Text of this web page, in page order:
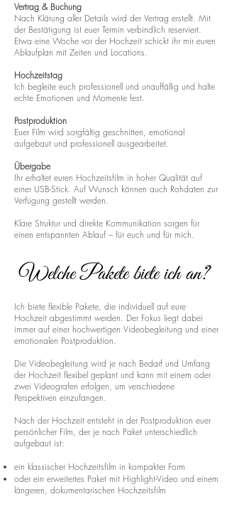
Vertrag & Buchung
Nach Klärung aller Details wird der Vertrag erstellt. Mit
der Bestätigung ist euer Termin verbindlich reserviert.
Etwa eine Woche vor der Hochzeit schickt ihr mir euren
Ablaufplan mit Zeiten und Locations.
Hochzeitstag
Ich begleite euch professionell und unauffällig und halte
echte Emotionen und Momente fest.
Postproduktion
Euer Film wird sorgfältig geschnitten, emotional
aufgebaut und professionell ausgearbeitet.
Übergabe
Ihr erhaltet euren Hochzeitsfilm in hoher Qualität auf
einer USB-Stick. Auf Wunsch können auch Rohdaten zur
Verfügung gestellt werden.
Klare Struktur und direkte Kommunikation sorgen für
einen entspannten Ablauf – für euch und für mich.
Welche Pakete biete ich an?
Ich biete flexible Pakete, die individuell auf eure
Hochzeit abgestimmt werden. Der Fokus liegt dabei
immer auf einer hochwertigen Videobegleitung und einer
emotionalen Postproduktion.
Die Videobegleitung wird je nach Bedarf und Umfang
der Hochzeit flexibel geplant und kann mit einem oder
zwei Videografen erfolgen, um verschiedene
Perspektiven einzufangen.
Nach der Hochzeit entsteht in der Postproduktion euer
persönlicher Film, der je nach Paket unterschiedlich
aufgebaut ist:
ein klassischer Hochzeitsfilm in kompakter Form
oder ein erweitertes Paket mit Highlight-Video und einem
längeren, dokumentarischen Hochzeitsfilm